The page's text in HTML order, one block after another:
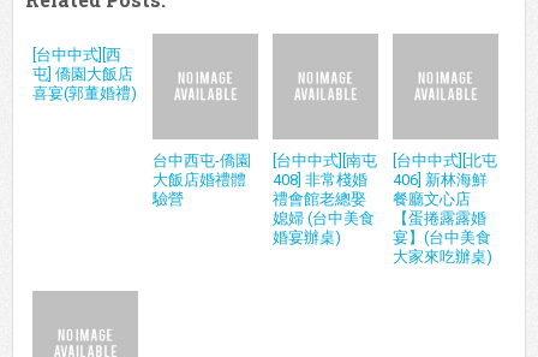
[台中中式][西
屯] 僑園大飯店
喜宴(郭董婚禮)
台中西屯-僑園
大飯店婚禮體
驗營
[台中中式][南屯
408] 非常棧婚
禮會館老總娶
媳婦 (台中美食
婚宴辦桌)
[台中中式][北屯
406] 新林海鮮
餐廳文心店
【蛋捲露露婚
宴】(台中美食
大家來吃辦桌)